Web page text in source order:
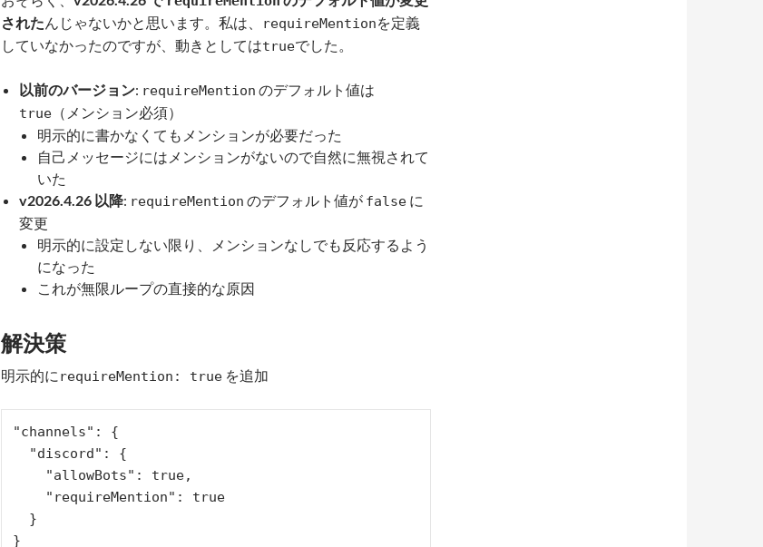
されたんじゃないかと思います。私は、 requireMentionを定義
していなかったのですが、動きとしてはtrueでした。
以前のバージョン: requireMention のデフォルト値は
true （メンション必須）
明示的に書かなくてもメンションが必要だった
自己メッセージにはメンションがないので自然に無視されて
いた
v2026.4.26 以降: requireMention のデフォルト値が false に
変更
明示的に設定しない限り、メンションなしでも反応するよう
になった
これが無限ループの直接的な原因
解決策
明示的に requireMention: true を追加
"channels": {